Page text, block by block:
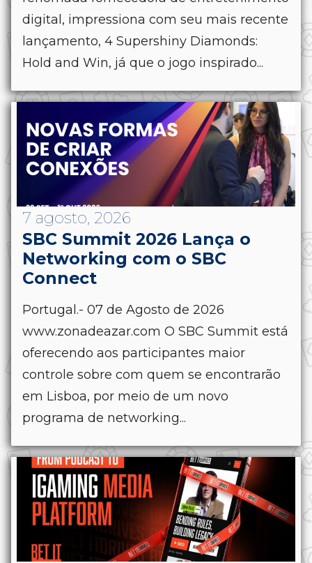
digital, impressiona com seu mais recente
lançamento, 4 Supershiny Diamonds:
Hold and Win, já que o jogo inspirado...
7 agosto, 2026
SBC Summit 2026 Lança o
Networking com o SBC
Connect
Portugal.- 07 de Agosto de 2026
www.zonadeazar.com O SBC Summit está
oferecendo aos participantes maior
controle sobre com quem se encontrarão
em Lisboa, por meio de um novo
programa de networking...